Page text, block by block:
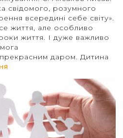
свідомого, розумного
всередині себе світу».
життя, але особливо
життя. І дуже важливо
даром. Дитина